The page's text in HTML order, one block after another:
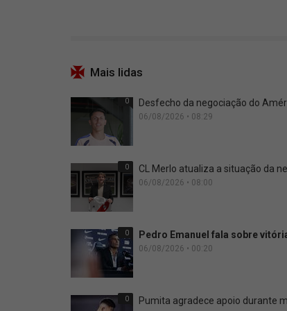
Mais lidas
0 Desfecho da negociação do
06/08/2026 • 08:29
0 CL Merlo atualiza a situação da
06/08/2026 • 08:00
0 Pedro Emanuel fala sobre
06/08/2026 • 00:20
0 Pumita agradece apoio durante